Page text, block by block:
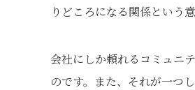
りどころになる関係という
会社にしか頼れるコミュニ
のです。また、それが一つ